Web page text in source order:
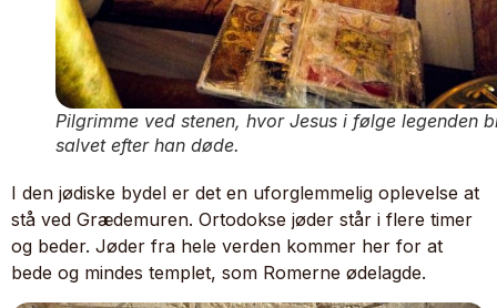
Pilgrimme ved stenen, hvor Jesus i følge legenden
salvet efter han døde.
I den jødiske bydel er det en uforglemmelig oplevelse at
stå ved Grædemuren. Ortodokse jøder står i flere timer
og beder. Jøder fra hele verden kommer her for at
bede og mindes templet, som Romerne ødelagde.